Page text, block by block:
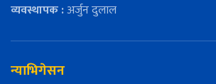
व्यवस्थापक :अर्जुन दुलाल
न्याभिगेसन